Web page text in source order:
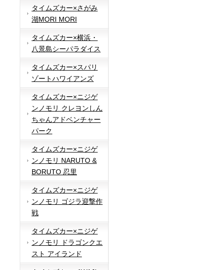
タイムズカー×さがみ
湖MORI MORI
タイムズカー×横浜・
八景島シーパラダイス
タイムズカー×スパリ
ゾートハワイアンズ
タイムズカー×ニジゲ
ンノモリ クレヨンしん
ちゃんアドベンチャー
パーク
タイムズカー×ニジゲ
ンノモリ NARUTO &
BORUTO 忍里
タイムズカー×ニジゲ
ンノモリ ゴジラ迎撃作
戦
タイムズカー×ニジゲ
ンノモリ ドラゴンクエ
スト アイランド